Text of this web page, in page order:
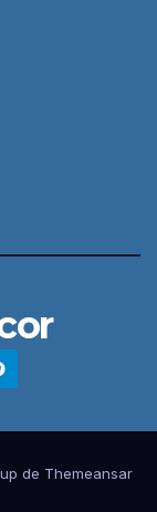
de Themeansar